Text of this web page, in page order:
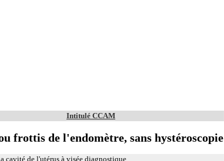
Intitulé CCAM
frottis de l'endomètre, sans hystéroscopie
cavité de l'utérus à visée diagnostique